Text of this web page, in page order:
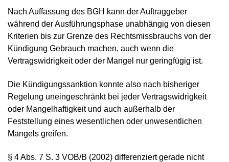
Nach Auffassung des BGH kann der Auftraggeber
während der Ausführungsphase unabhängig von diesen
Kriterien bis zur Grenze des Rechtsmissbrauchs von der
Kündigung Gebrauch machen, auch wenn die
Vertragswidrigkeit oder der Mangel nur geringfügig ist.
Die Kündigungssanktion konnte also nach bisheriger
Regelung uneingeschränkt bei jeder Vertragswidrigkeit
oder Mangelhaftigkeit und auch außerhalb der
Feststellung eines wesentlichen oder unwesentlichen
Mangels greifen.
§ 4 Abs. 7 S. 3 VOB/B (2002) differenziert gerade nicht